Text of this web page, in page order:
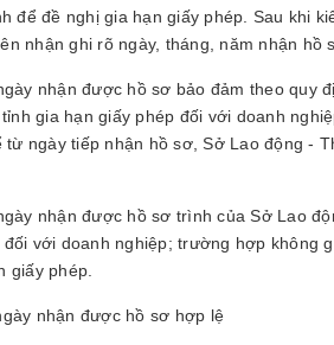
đề nghị gia hạn giấy phép. Sau khi
nhận ghi rõ ngày, tháng, năm nhận hồ
nhận được hồ sơ bảo đảm theo quy
gia hạn giấy phép đối với doanh
ngày tiếp nhận hồ sơ, Sở Lao động -
nhận được hồ sơ trình của Sở Lao
với doanh nghiệp; trường hợp không
giấy phép.
nhận được hồ sơ hợp lệ